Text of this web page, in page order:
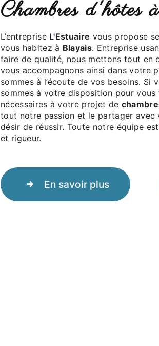
chambres
L’entreprise L'Estuaire vous propose
vous habitez à Blayais. Entreprise
faire de qualité, nous mettons tout en
vous accompagnons ainsi dans votre
sommes à l’écoute de vos besoins. Si
sommes à votre disposition pour
nécessaires à votre projet de
tout notre passion et le partager avec
désir de réussir. Toute notre équipe
et rigueur.
En savoir plus